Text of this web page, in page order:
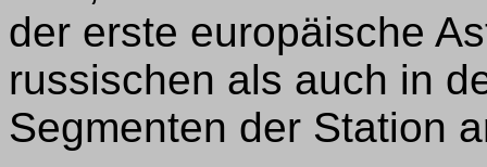
der erste europäische
russischen als auch in
Segmenten der Station